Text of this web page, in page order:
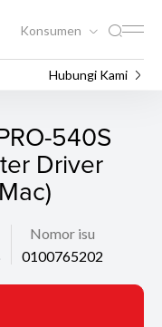
Konsumen
Hubungi Kami
540S
Driver
Nomor isu
0100765202